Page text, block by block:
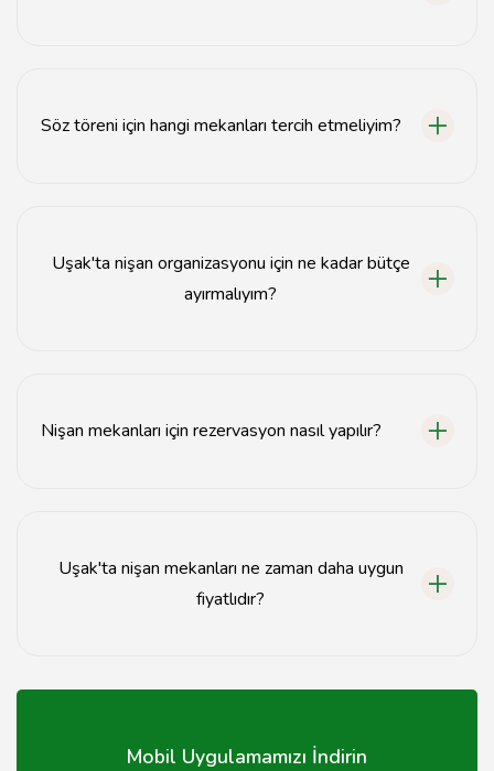
Söz töreni için hangi mekanları tercih etmeliyim?
Uşak'ta nişan organizasyonu için ne kadar bütçe
ayırmalıyım?
Nişan mekanları için rezervasyon nasıl yapılır?
Uşak'ta nişan mekanları ne zaman daha uygun
fiyatlıdır?
içi günlerde daha uygun fiyatlıdır.
Mobil Uygulamamızı İndirin